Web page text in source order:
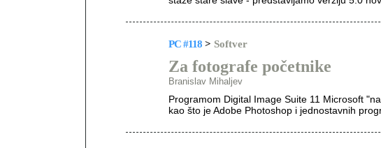
PC #118 > Softver
Za fotografe početnike
Branislav Mihaljev
Programom Digital Image Suite 11 Microsoft
kao što je Adobe Photoshop i jednostavnih